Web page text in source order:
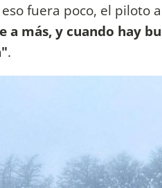
eso fuera poco, el piloto
a más, y cuando hay
.